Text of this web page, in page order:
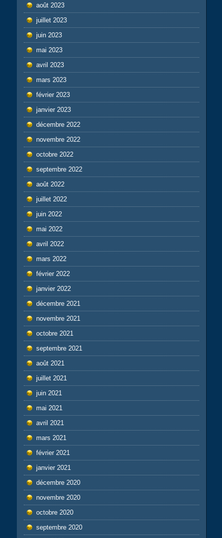
août 2023
juillet 2023
juin 2023
mai 2023
avril 2023
mars 2023
février 2023
janvier 2023
décembre 2022
novembre 2022
octobre 2022
septembre 2022
août 2022
juillet 2022
juin 2022
mai 2022
avril 2022
mars 2022
février 2022
janvier 2022
décembre 2021
novembre 2021
octobre 2021
septembre 2021
août 2021
juillet 2021
juin 2021
mai 2021
avril 2021
mars 2021
février 2021
janvier 2021
décembre 2020
novembre 2020
octobre 2020
septembre 2020